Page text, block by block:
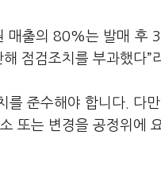
매출의80%는 발매 후 3
점검조치를 부과했다”
를 준수해야 합니다. 다
또는 변경을 공정위에